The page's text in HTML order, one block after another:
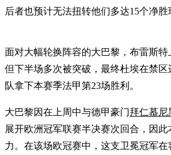
后者也预计无法扭转他们多达15个净胜
面对大幅轮换阵容的大巴黎，布雷斯特
但下半场多次被突破，最终杜埃在禁
队拿下本赛季法甲第23场胜利。
大巴黎因在上周中与德甲豪门拜仁慕尼
展开欧洲冠军联赛半决赛次回合，因
力。在该场欧冠赛中，这支卫冕冠军在